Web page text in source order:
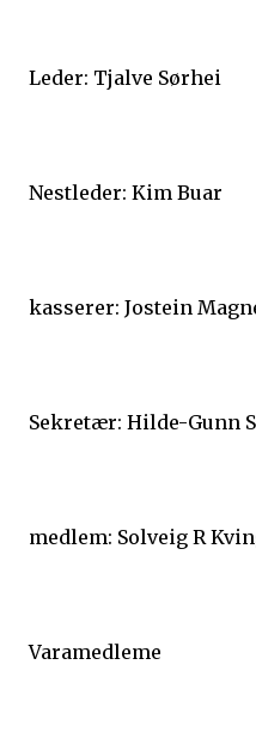
Leder: Tjalve Sørhei
Nestleder: Kim Buar
kasserer: Jostein
Sekretær: Hilde-Gunn
medlem: Solveig R
Varamedleme